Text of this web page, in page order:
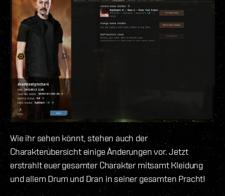
Wie ihr sehen könnt, stehen auch der
Charakterübersicht einige Änderungen vor. Jetzt
erstrahlt euer gesamter Charakter mitsamt Kleidung
und allem Drum und Dran in seiner gesamten Pracht!